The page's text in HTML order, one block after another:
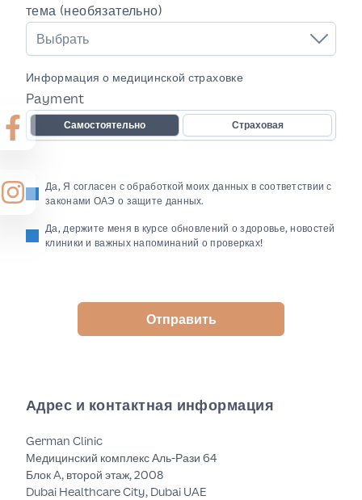
тема (необязательно)
Выбрать
Информация о медицинской страховке
Payment
Самостоятельно Страховая
Да, Я согласен с обработкой моих данных в соответствии с
законами ОАЭ о защите данных.
Да, держите меня в курсе обновлений о здоровье, новостей
клиники и важных напоминаний о проверках!
Отправить
Адрес и контактная информация
German Clinic
Медицинский комплекс Аль-Рази 64
Блок A, второй этаж, 2008
Dubai Healthcare City, Dubai UAE